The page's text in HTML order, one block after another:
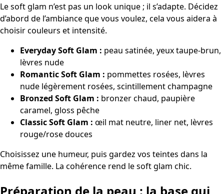
Le soft glam n’est pas un look unique ; il s’adapte. Décidez
d’abord de l’ambiance que vous voulez, cela vous aidera à
choisir couleurs et intensité.
Everyday Soft Glam : peau satinée, yeux taupe-brun,
lèvres nude
Romantic Soft Glam : pommettes rosées, lèvres
nude légèrement rosées, scintillement champagne
Bronzed Soft Glam : bronzer chaud, paupière
caramel, gloss pêche
Classic Soft Glam : œil mat neutre, liner net, lèvres
rouge/rose douces
Choisissez une humeur, puis gardez vos teintes dans la
même famille. La cohérence rend le soft glam chic.